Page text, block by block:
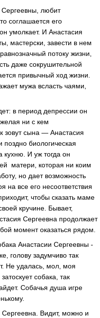
Сергеевны, любит
соглашается его
умолкает. И Анастасия
мастерски, завести в нем
потоку жизни,
даже сокрушительной
привычный ход жизни.
мужа всласть чаями,
в период депрессии он
ни с кем
зовут сына — Анастасия
биологическая
кухню. И уж тогда он
матери, которая ни коим
но дает возможность
все его несоответствия
чтобы сказать маме
кручине. Бывает,
Сергеевна продолжает
момент оказаться рядом.
Анастасии Сергеевны -
голову задумчиво так
Не удалась, мол, моя
собака, так
Собачья душа игре
Сергеевна. Видит, можно и